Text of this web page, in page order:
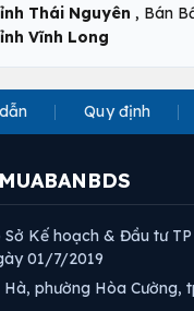
Thái Nguyên , Bán
Vĩnh Long
Quy định
Sở Kế hoạch & Đầu tư TP
01/7/2019
Hà, phường Hòa Cường,